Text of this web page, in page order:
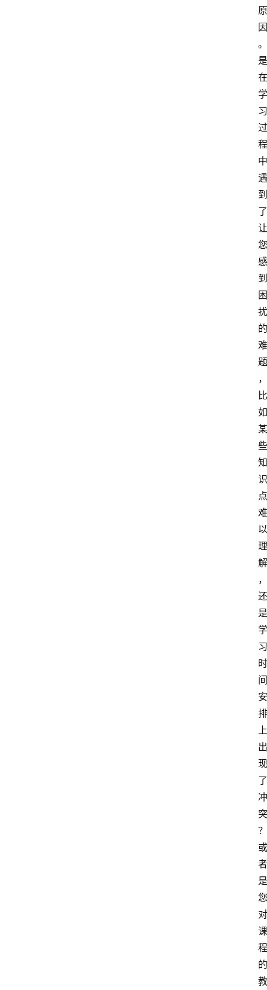
原
因
。
是
在
学
习
过
程
中
遇
到
了
让
您
感
到
困
扰
的
难
题
，
比
如
某
些
知
识
点
难
以
理
解
，
还
是
学
习
时
间
安
排
上
出
现
了
冲
突
？
或
者
是
您
对
课
程
的
教